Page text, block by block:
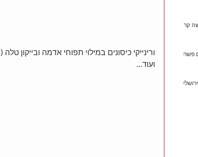
ורינייקי כיסונים במילוי תפוחי אדמה ובייקון טלה (55 ש"ח)
ועוד...
קרה
פשתן